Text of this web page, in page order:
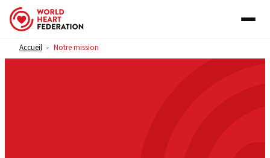
Skip to content
Accueil > Notre mission